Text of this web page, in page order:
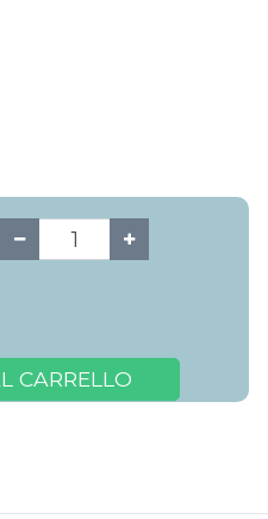
CARRELLO